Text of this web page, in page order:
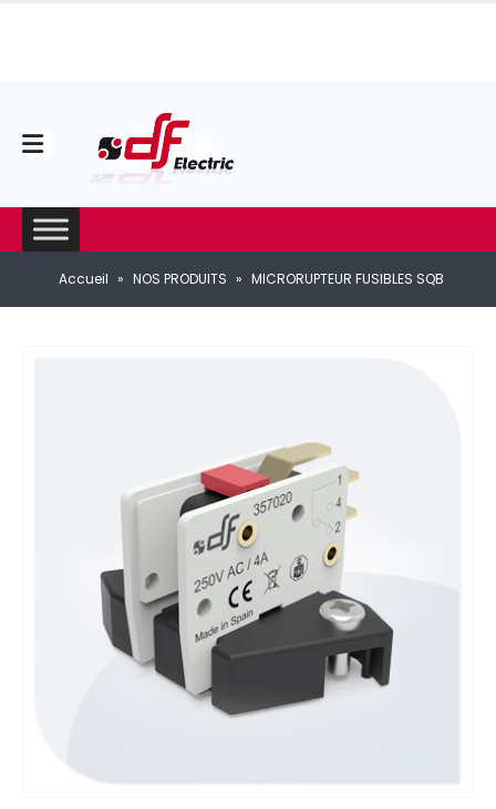
Accueil » NOS PRODUITS » MICRORUPTEUR FUSIBLES SQB